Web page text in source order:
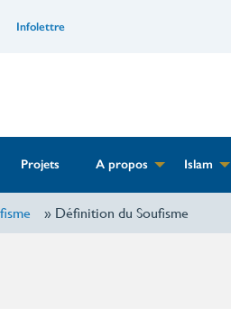
Infolettre
Projets A propos Islam
Définition du Soufisme